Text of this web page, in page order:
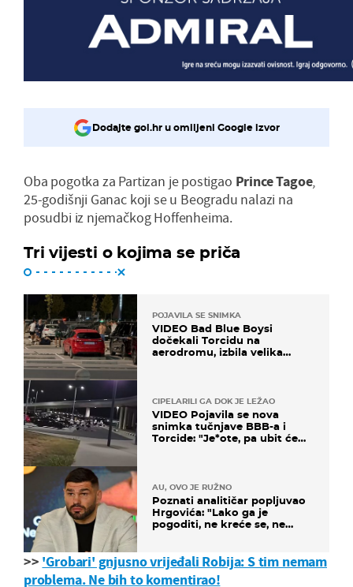
Dodajte gol.hr u omiljeni Google izvor
Oba pogotka za Partizan je postigao Prince Tagoe,
25-godišnji Ganac koji se u Beogradu nalazi na
posudbi iz njemačkog Hoffenheima.
Tri vijesti o kojima se priča
POJAVILA SE SNIMKA
VIDEO Bad Blue Boysi
dočekali Torcidu na
aerodromu, izbila velika
CIPELARILI GA DOK JE LEŽAO
VIDEO Pojavila se nova
snimka tučnjave BBB-a i
Torcide: "Je*ote, pa ubit će
AU, OVO JE RUŽNO
Poznati analitičar popljuvao
Hrgovića: "Lako ga je
pogoditi, ne kreće se, ne
>> 'Grobari' gnjusno vrijeđali Robija: S tim nemam
problema. Ne bih to komentirao!